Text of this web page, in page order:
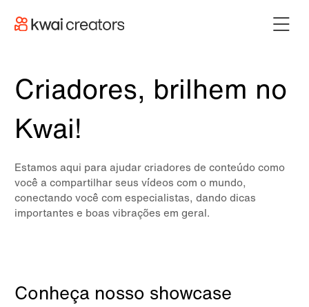
Criadores, brilhem no
Kwai!
Estamos aqui para ajudar criadores de conteúdo como
você a compartilhar seus vídeos com o mundo,
conectando você com especialistas, dando dicas
importantes e boas vibrações em geral.
Conheça nosso showcase